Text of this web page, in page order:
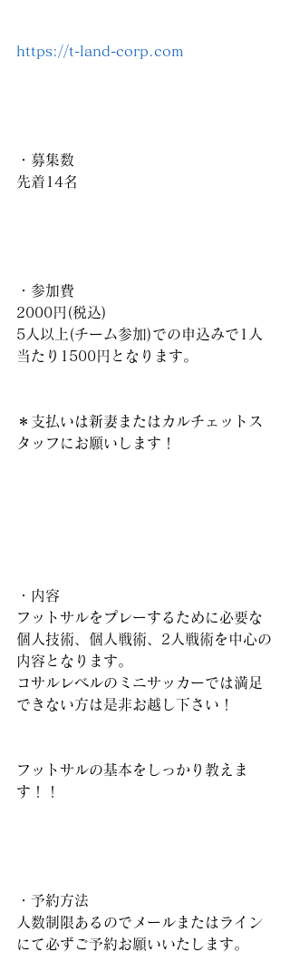
https://t-land-corp.com
・募集数
先着14名
・参加費
2000円(税込)
5人以上(チーム参加)での申込みで1人
当たり1500円となります。
＊支払いは新妻またはカルチェットス
タッフにお願いします！
・内容
フットサルをプレーするために必要な
個人技術、個人戦術、2人戦術を中心の
内容となります。
コサルレベルのミニサッカーでは満足
できない方は是非お越し下さい！
フットサルの基本をしっかり教えま
す！！
・予約方法
人数制限あるのでメールまたはライン
にて必ずご予約お願いいたします。